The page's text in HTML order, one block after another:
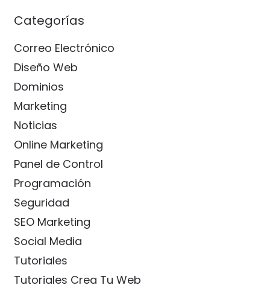
Categorías
Correo Electrónico
Diseño Web
Dominios
Marketing
Noticias
Online Marketing
Panel de Control
Programación
Seguridad
SEO Marketing
Social Media
Tutoriales
Tutoriales Crea Tu Web